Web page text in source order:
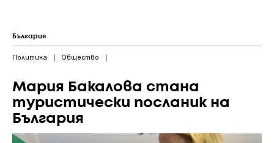
България
Политика | Общество |
Мария Бакалова стана
туристически посланик на
България